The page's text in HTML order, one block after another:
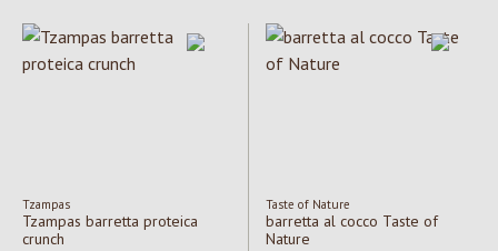
Tzampas
Tzampas barretta proteica
crunch
Taste of Nature
barretta al cocco Taste of
Nature